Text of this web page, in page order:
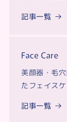
記事一覧
Face Care
美顔器・毛
たフェイス
記事一覧